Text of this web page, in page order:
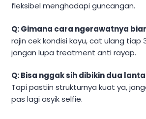
fleksibel menghadapi guncangan.
Q: Gimana cara ngerawatnya
rajin cek kondisi kayu, cat ulang tiap
jangan lupa treatment anti rayap.
Q: Bisa nggak sih dibikin dua
Tapi pastiin strukturnya kuat ya,
pas lagi asyik selfie.